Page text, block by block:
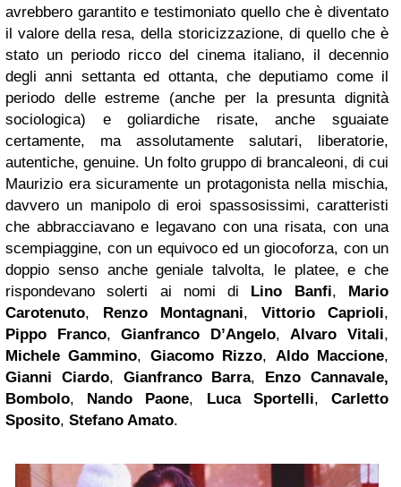
avrebbero garantito e testimoniato quello che è diventato
il valore della resa, della storicizzazione, di quello che è
stato un periodo ricco del cinema italiano, il decennio
degli anni settanta ed ottanta, che deputiamo come il
periodo delle estreme (anche per la presunta dignità
sociologica) e goliardiche risate, anche sguaiate
certamente, ma assolutamente salutari, liberatorie,
autentiche, genuine. Un folto gruppo di brancaleoni, di cui
Maurizio era sicuramente un protagonista nella mischia,
davvero un manipolo di eroi spassosissimi, caratteristi
che abbracciavano e legavano con una risata, con una
scempiaggine, con un equivoco ed un giocoforza, con un
doppio senso anche geniale talvolta, le platee, e che
rispondevano solerti ai nomi di Lino Banfi, Mario
Carotenuto, Renzo Montagnani, Vittorio Caprioli,
Pippo Franco,Gianfranco D’Angelo,Alvaro Vitali,
Michele Gammino, Giacomo Rizzo, Aldo Maccione,
Gianni Ciardo, Gianfranco Barra, Enzo Cannavale,
Bombolo, Nando Paone, Luca Sportelli,Carletto
Sposito, Stefano Amato.